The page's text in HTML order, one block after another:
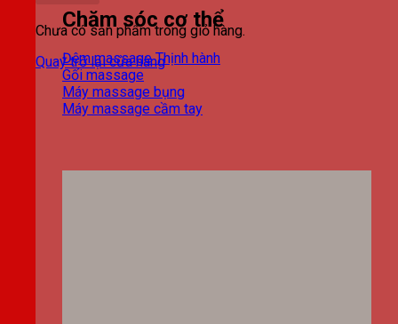
Chưa có sản phẩm trong giỏ hàng.
Quay trở lại cửa hàng
Chăm sóc cơ thể
Đệm massage
Gối massage
Máy massage bụng
Máy massage cầm tay